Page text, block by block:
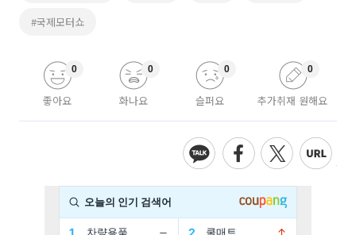
#국제모터쇼
좋아요
0
화나요
0
슬퍼요
0
추가취재 원해요
0